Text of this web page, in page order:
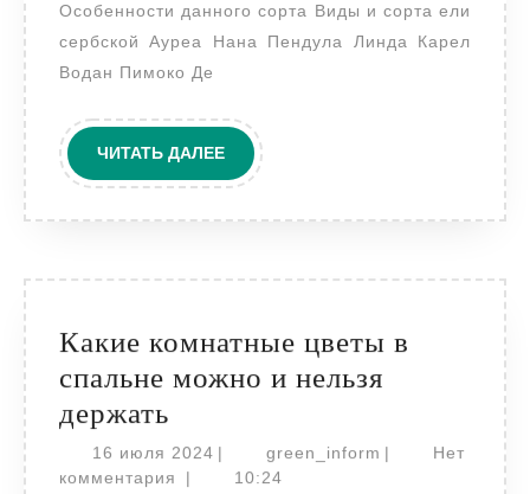
Особенности данного сорта Виды и сорта ели
сербской Ауреа Нана Пендула Линда Карел
Водан Пимоко Де
ЧИТАТЬ ДАЛЕЕЧИТАТЬ
ДАЛЕЕ
Какие комнатные цветы в
спальне можно и нельзя
держать
комнатные
цветы
16 июля 202416
июля
| green_inform green_inform
|
Нет
комментария
| 10:24